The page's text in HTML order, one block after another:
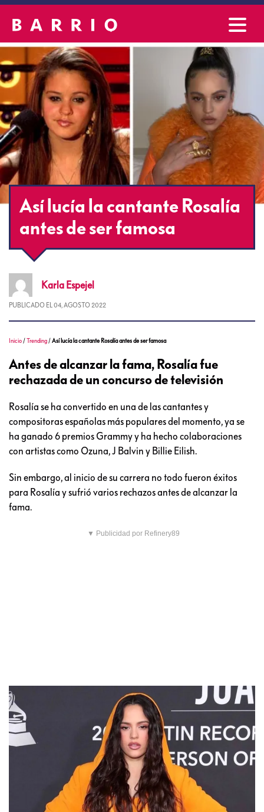
Así lucía la cantante Rosalía
antes de ser famosa
Karla Espejel
PUBLICADO EL 04, AGOSTO 2022
Inicio /Trending /Así lucía la cantante Rosalía antes de ser famosa
Antes de alcanzar la fama, Rosalía fue
rechazada de un concurso de televisión
Rosalía se ha convertido en una de las cantantes y
compositoras españolas más populares del momento, ya se
ha ganado 6 premios Grammy y ha hecho colaboraciones
con artistas como Ozuna, J Balvin y Billie Eilish.
Sin embargo, al inicio de su carrera no todo fueron éxitos
para Rosalía y sufrió varios rechazos antes de alcanzar la
fama.
▼ Publicidad por Refinery89